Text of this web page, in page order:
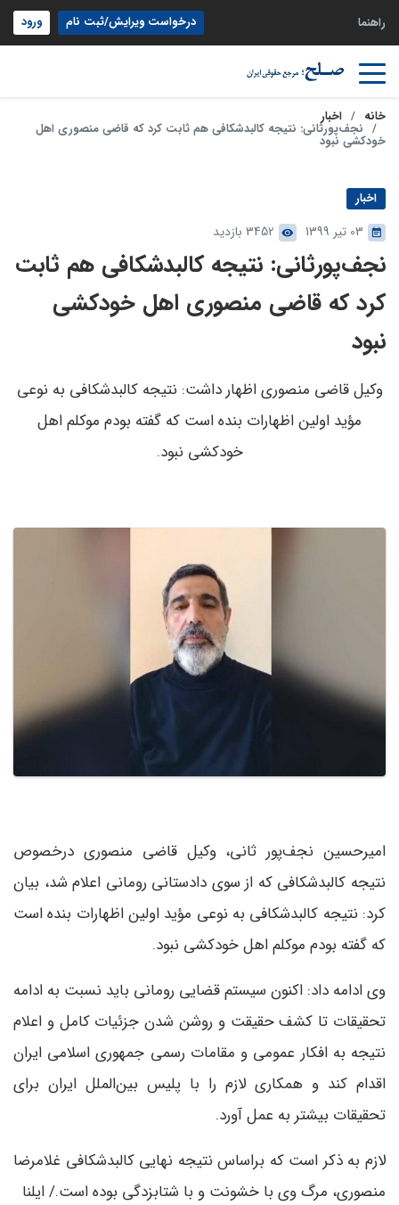
راهنما درخواست ویرایش/ثبت نام ورود
خانه اخبار
نجف‌پورثانی: نتیجه کالبد‌شکافی هم ثابت کرد که قاضی منصوری اهل
خودکشی نبود
اخبار
03 تیر 1399 3452 بازدید
نجف‌پورثانی: نتیجه کالبد‌شکافی هم ثابت
کرد که قاضی منصوری اهل خودکشی
نبود
وکیل قاضی منصوری اظهار داشت: نتیجه کالبدشکافی به نوعی
مؤید اولین اظهارات بنده است که گفته بودم موکلم اهل
خودکشی نبود.
امیرحسین نجف‌پور ثانی، وکیل قاضی منصوری درخصوص
نتیجه کالبدشکافی که از سوی دادستانی رومانی اعلام شد، بیان
کرد: نتیجه کالبدشکافی به نوعی مؤید اولین اظهارات بنده است
که گفته بودم موکلم اهل خودکشی نبود.
وی ادامه داد: اکنون سیستم قضایی رومانی باید نسبت به ادامه
تحقیقات تا کشف حقیقت و روشن شدن جزئیات کامل و اعلام
نتیجه به افکار عمومی و مقامات رسمی جمهوری اسلامی ایران
اقدام کند و همکاری لازم را با پلیس بین‌الملل ایران برای
تحقیقات بیشتر به عمل آورد.
لازم به ذکر است که براساس نتیجه نهایی کالبدشکافی غلامرضا
منصوری، مرگ وی با خشونت و با شتابزدگی بوده است./ ایلنا